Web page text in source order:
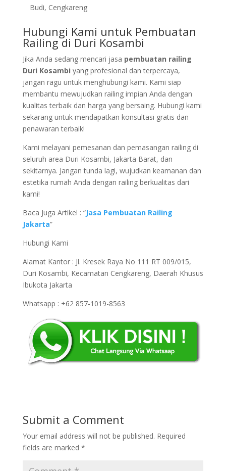
Budi, Cengkareng
Hubungi Kami untuk Pembuatan
Railing di Duri Kosambi
Jika Anda sedang mencari jasa pembuatan railing
Duri Kosambi yang profesional dan terpercaya,
jangan ragu untuk menghubungi kami. Kami siap
membantu mewujudkan railing impian Anda dengan
kualitas terbaik dan harga yang bersaing. Hubungi kami
sekarang untuk mendapatkan konsultasi gratis dan
penawaran terbaik!
Kami melayani pemesanan dan pemasangan railing di
seluruh area Duri Kosambi, Jakarta Barat, dan
sekitarnya. Jangan tunda lagi, wujudkan keamanan dan
estetika rumah Anda dengan railing berkualitas dari
kami!
Baca Juga Artikel : “Jasa Pembuatan Railing
Jakarta”
Hubungi Kami
Alamat Kantor : Jl. Kresek Raya No 111 RT 009/015,
Duri Kosambi, Kecamatan Cengkareng, Daerah Khusus
Ibukota Jakarta
Whatsapp : +62 857-1019-8563
Submit a Comment
Your email address will not be published. Required
fields are marked *